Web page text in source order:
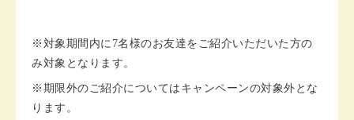
※対象期間内に7名様のお友達をご紹介いただいた方の
み対象となります。
※期限外のご紹介についてはキャンペーンの対象外とな
ります。